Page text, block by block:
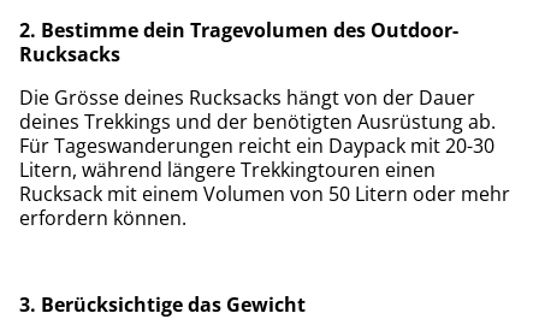
2. Bestimme dein Tragevolumen des Outdoor-
Rucksacks
Die Grösse deines Rucksacks hängt von der Dauer
deines Trekkings und der benötigten Ausrüstung ab.
Für Tageswanderungen reicht ein Daypack mit 20-30
Litern, während längere Trekkingtouren einen
Rucksack mit einem Volumen von 50 Litern oder mehr
erfordern können.
3. Berücksichtige das Gewicht